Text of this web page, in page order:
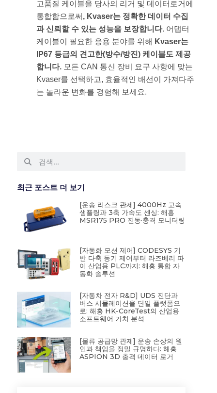
고품질 케이블을 당사의 리거 및 데이터로거에
통합함으로써 , Kvaser는 정확한 데이터 수집
과 신뢰할 수 있는 성능을 보장합니다. 어댑터
케이블이 필요한 응용 분야를 위해 Kvaser는
IP67 등급의 견고한(방수/방진) 케이블도 제공
합니다. 모든 CAN 통신 장비 요구 사항에 맞는
Kvaser를 선택하고, 효율적인 배선이 가져다주
는 놀라운 변화를 경험해 보세요.
최근 포스트 더 보기
[운송 리스크 관제] 4000Hz 고속
샘플링과 3축 가속도 센싱: 해홍
MSR175 PRO 진동·충격 모니터링
[자동화 모션 제어] CODESYS 기
반 다축 동기 제어부터 라즈베리 파
이 산업용 PLC까지: 해홍 통합 자
동화 솔루션
[자동차 전자 R&D] UDS 진단과
버스 시뮬레이션을 단일 플랫폼으
로: 해홍 HK-CoreTest의 산업용
소프트웨어 가치 분석
[물류 공급망 관제] 운송 손상의 원
인과 책임을 정밀 규명하다: 해홍
ASPION 3D 충격 데이터 로거